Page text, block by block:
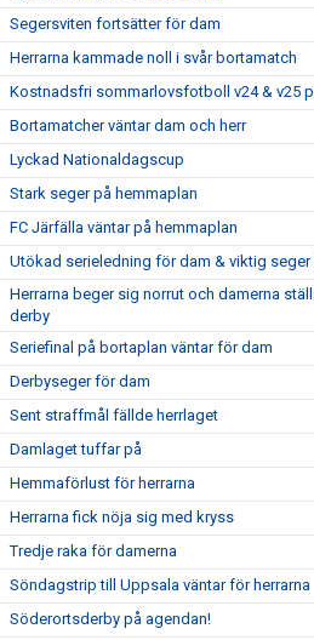
Segersviten fortsätter för dam
Herrarna kammade noll i svår bortamatch
Kostnadsfri sommarlovsfotboll v24 & v25
Bortamatcher väntar dam och herr
Lyckad Nationaldagscup
Stark seger på hemmaplan
FC Järfälla väntar på hemmaplan
Utökad serieledning för dam & viktig seger
Herrarna beger sig norrut och damerna
derby
Seriefinal på bortaplan väntar för dam
Derbyseger för dam
Sent straffmål fällde herrlaget
Damlaget tuffar på
Hemmaförlust för herrarna
Herrarna fick nöja sig med kryss
Tredje raka för damerna
Söndagstrip till Uppsala väntar för herrarna
Söderortsderby på agendan!